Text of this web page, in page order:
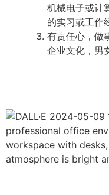
机械电子或计
的实习或工作
有责任心，做
企业文化，男